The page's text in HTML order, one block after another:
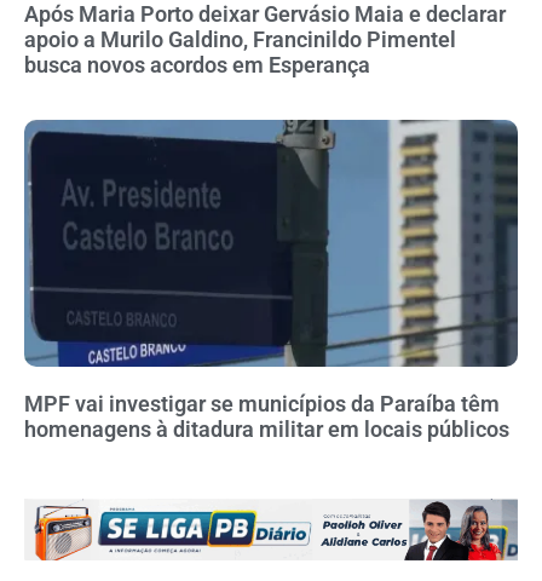
Após Maria Porto deixar Gervásio Maia e declarar
apoio a Murilo Galdino, Francinildo Pimentel
busca novos acordos em Esperança
MPF vai investigar se municípios da Paraíba têm
homenagens à ditadura militar em locais públicos